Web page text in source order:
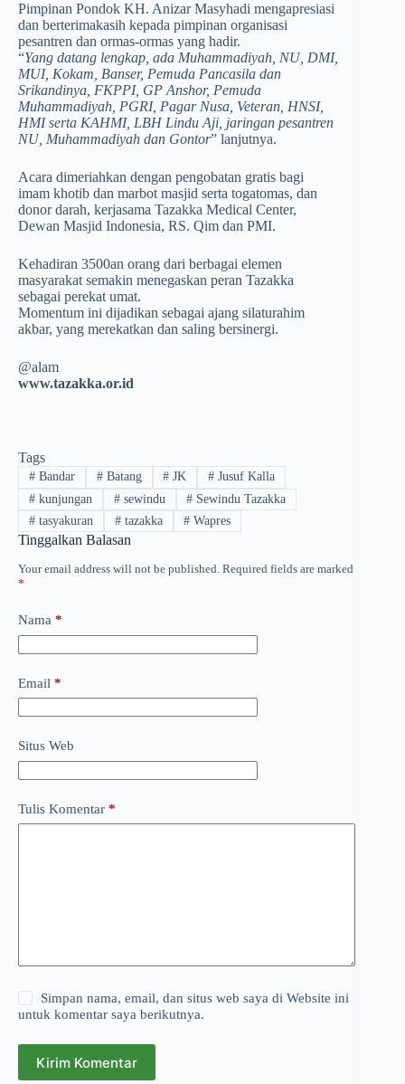
Pimpinan Pondok KH. Anizar Masyhadi mengapresiasi
dan berterimakasih kepada pimpinan organisasi
pesantren dan ormas-ormas yang hadir.
“Yang datang lengkap, ada Muhammadiyah, NU, DMI,
MUI, Kokam, Banser, Pemuda Pancasila dan
Srikandinya, FKPPI, GP Anshor, Pemuda
Muhammadiyah, PGRI, Pagar Nusa, Veteran, HNSI,
HMI serta KAHMI, LBH Lindu Aji, jaringan pesantren
NU, Muhammadiyah dan Gontor” lanjutnya.
Acara dimeriahkan dengan pengobatan gratis bagi
imam khotib dan marbot masjid serta togatomas, dan
donor darah, kerjasama Tazakka Medical Center,
Dewan Masjid Indonesia, RS. Qim dan PMI.
Kehadiran 3500an orang dari berbagai elemen
masyarakat semakin menegaskan peran Tazakka
sebagai perekat umat.
Momentum ini dijadikan sebagai ajang silaturahim
akbar, yang merekatkan dan saling bersinergi.
@alam
www.tazakka.or.id
Tags
#Bandar #Batang # JK # Jusuf Kalla
#kunjungan #sewindu # Sewindu Tazakka
#tasyakuran #tazakka # Wapres
Tinggalkan Balasan
Your email address will not be published. Required fields are marked
*
Nama *
Email *
Situs Web
Tulis Komentar *
Simpan nama, email, dan situs web saya di Website ini
untuk komentar saya berikutnya.
Kirim Komentar